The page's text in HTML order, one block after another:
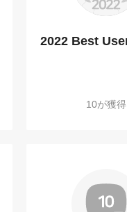
10が獲得